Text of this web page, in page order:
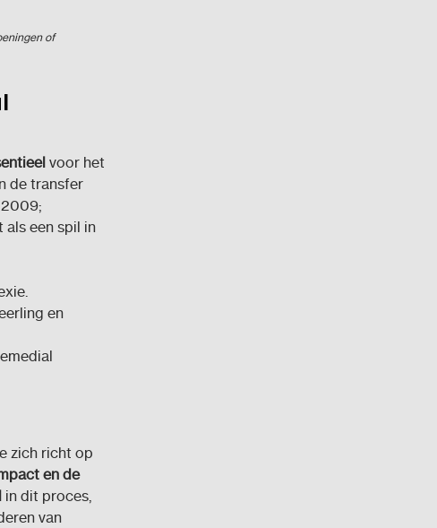
of
voor het
de transfer
2009;
als een spil in
en
zich richt op
en de
in dit proces,
van